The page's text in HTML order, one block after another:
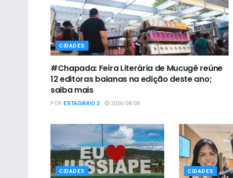
CIDADES
#Chapada: Feira Literária de Mucugê reúne
12 editoras baianas na edição deste ano;
saiba mais
POR ESTAGIÁRIO 2 2026/08/08
CIDADES CIDADES